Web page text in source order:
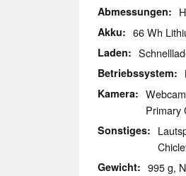
Abmessungen
Akku 66 Wh
Laden
Betriebssystem
Kamera
Primary
Sonstiges
Gewicht 995 g,